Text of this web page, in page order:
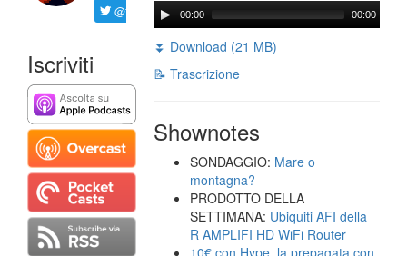
@ftrava
Iscriviti
00:00 00:00
⏬ Download (21 MB)
📝 Trascrizione
Shownotes
SONDAGGIO: Mare o
montagna?
PRODOTTO DELLA
SETTIMANA: Ubiquiti AFI della
R AMPLIFI HD WiFi Router
10€ con Hype, la prepagata con